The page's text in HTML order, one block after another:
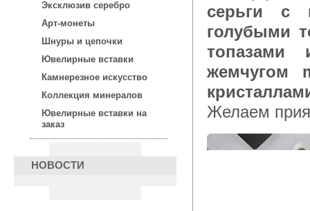
Эксклюзив серебро
Арт-монеты
Шнуры и цепочки
Ювелирные вставки
Камнерезное искусство
Коллекция минералов
Ювелирные вставки на
заказ
НОВОСТИ
cерьги с
голубыми
топазами
жемчугом
Желаем